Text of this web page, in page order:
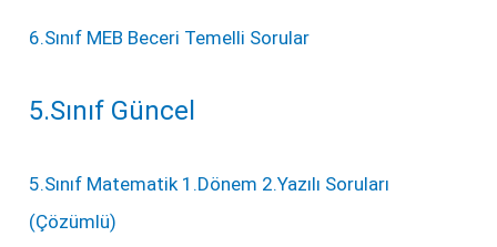
6.Sınıf MEB Beceri Temelli Sorular
5.Sınıf Güncel
5.Sınıf Matematik 1.Dönem 2.Yazılı Soruları
(Çözümlü)